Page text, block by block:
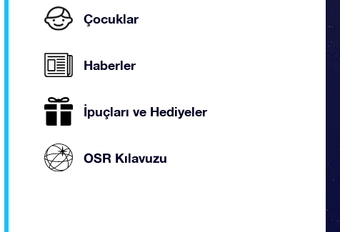
Çocuklar
Haberler
İpuçları ve Hediyeler
OSR Kılavuzu